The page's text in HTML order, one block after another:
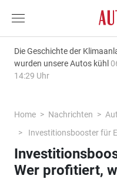
Die Geschichte der
wurden unsere Autos kühl
14:29 Uhr
Home Nachrichten
Investitionsbooster für
Wer profitiert,